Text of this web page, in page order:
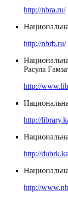
http://nbra.ru/
http://nbrb.ru/
Расула
http://
http://
http://
http://